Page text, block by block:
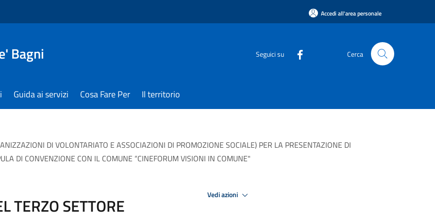
Accedi all'area personale
Bagni Seguici su Cerca
Guida ai servizi Cosa Fare Per Il territorio
DI VOLONTARIATO E ASSOCIAZIONI DI PROMOZIONE SOCIALE) PER LA PRESENTAZIONE DI
DI CONVENZIONE CON IL COMUNE “CINEFORUM VISIONI IN COMUNE"
TERZO SETTORE
Vedi azioni